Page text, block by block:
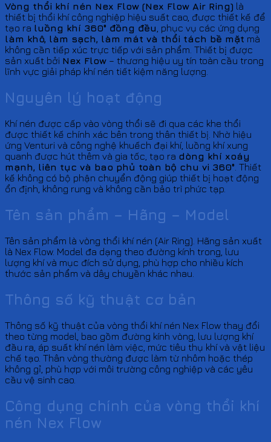
Vòng thổi khí nén Nex Flow (Nex Flow Air Ring) là
thiết bị thổi khí công nghiệp hiệu suất cao, được thiết kế để
tạo ra luồng khí 360° đồng đều , phục vụ các ứng dụng
làm khô, làm sạch, làm mát và thổi tách bề mặt mà
không cần tiếp xúc trực tiếp với sản phẩm. Thiết bị được
sản xuất bởi Nex Flow – thương hiệu uy tín toàn cầu trong
lĩnh vực giải pháp khí nén tiết kiệm năng lượng.
Nguyên lý hoạt động
Khí nén được cấp vào vòng thổi sẽ đi qua các khe thổi
được thiết kế chính xác bên trong thân thiết bị. Nhờ hiệu
ứng Venturi và công nghệ khuếch đại khí, luồng khí xung
quanh được hút thêm và gia tốc, tạo ra dòng khí xoáy
mạnh, liên tục và bao phủ toàn bộ chu vi 360° . Thiết
kế không có bộ phận chuyển động giúp thiết bị hoạt động
ổn định, không rung và không cần bảo trì phức tạp.
Tên sản phẩm – Hãng – Model
Tên sản phẩm là vòng thổi khí nén (Air Ring). Hãng sản xuất
là Nex Flow. Model đa dạng theo đường kính trong, lưu
lượng khí và mục đích sử dụng, phù hợp cho nhiều kích
thước sản phẩm và dây chuyền khác nhau.
Thông số kỹ thuật cơ bản
Thông số kỹ thuật của vòng thổi khí nén Nex Flow thay đổi
theo từng model, bao gồm đường kính vòng, lưu lượng khí
đầu ra, áp suất khí nén làm việc, mức tiêu thụ khí và vật liệu
chế tạo. Thân vòng thường được làm từ nhôm hoặc thép
không gỉ, phù hợp với môi trường công nghiệp và các yêu
cầu vệ sinh cao.
Công dụng chính của vòng thổi khí
nén Nex Flow